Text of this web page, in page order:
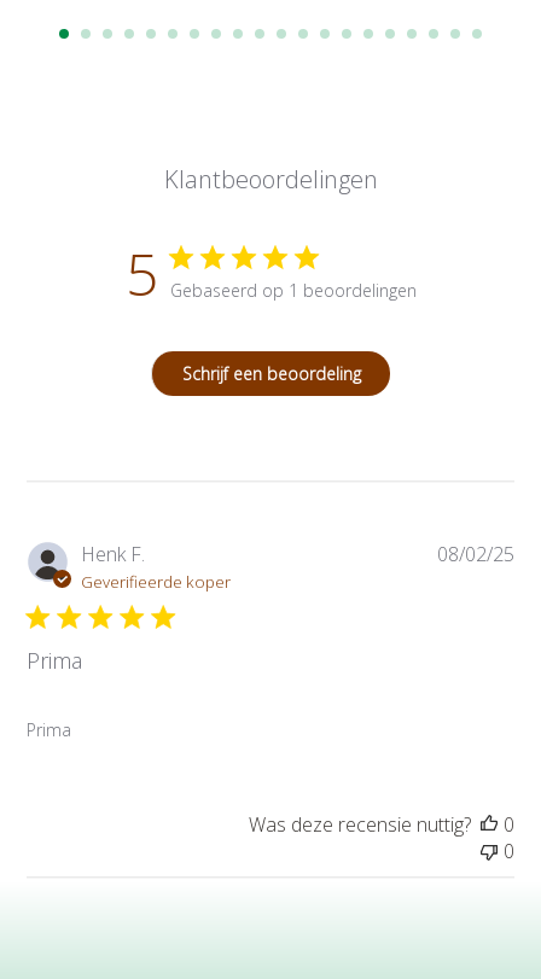
Klantbeoordelingen
5 Gebaseerd op 1 beoordelingen
Schrijf een beoordeling
Henk F.
Geverifieerde koper
Prima
Prima
P
d
a
08/02/25
Was deze recensie nuttig?
0
0